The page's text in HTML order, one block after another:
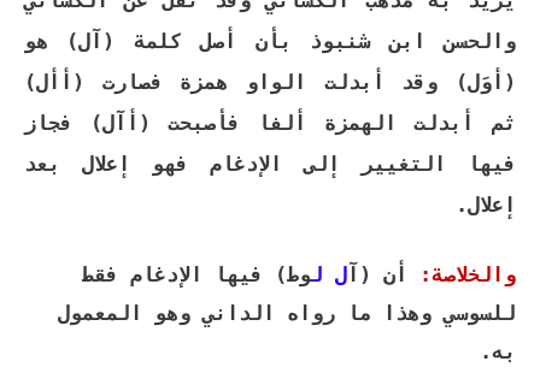
والحسن ابن شنبوذ بأن أصل كلمة (آل) هو
(أوَل) وقد أبدلت الواو همزة فصارت (أأل)
ثم أبدلت الهمزة ألفا فأصبحت (أآل) فجاز
فيها التغيير إلى الإدغام فهو إعلال بعد
إعلال.
والخلاصة: أن (آ ل لوط) فيها الإدغام فقط
للسوسي وهذا ما رواه الداني وهو المعمول
به.